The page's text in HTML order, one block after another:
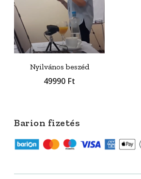
Nyilvános beszéd
49990 Ft
Barion fizetés